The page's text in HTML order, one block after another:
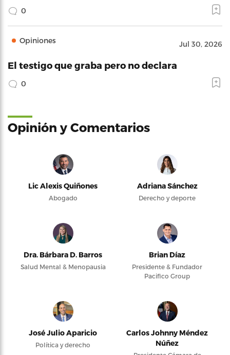
0
Opiniones Jul 30, 2026
El testigo que graba pero no declara
0
Opinión y Comentarios
Lic Alexis Quiñones
Abogado
Adriana Sánchez
Derecho y deporte
Dra. Bárbara D. Barros
Salud Mental & Menopausia
Brian Díaz
Presidente & Fundador
Pacifico Group
José Julio Aparicio
Política y derecho
Carlos Johnny Méndez
Núñez